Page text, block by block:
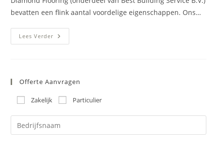
bevatten een flink aantal voordelige eigenschappen. Ons…
Lees VerderNieuwe
PMMA
HACCP-
Offerte Aanvragen
Zakelijk Particulier